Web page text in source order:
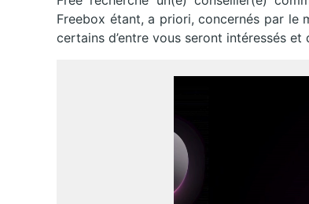
Freebox étant, a priori, concernés par le
certains d’entre vous seront intéressés